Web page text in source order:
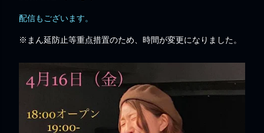
配信もございます。
※まん延防止等重点措置のため、時間が変更になりました。